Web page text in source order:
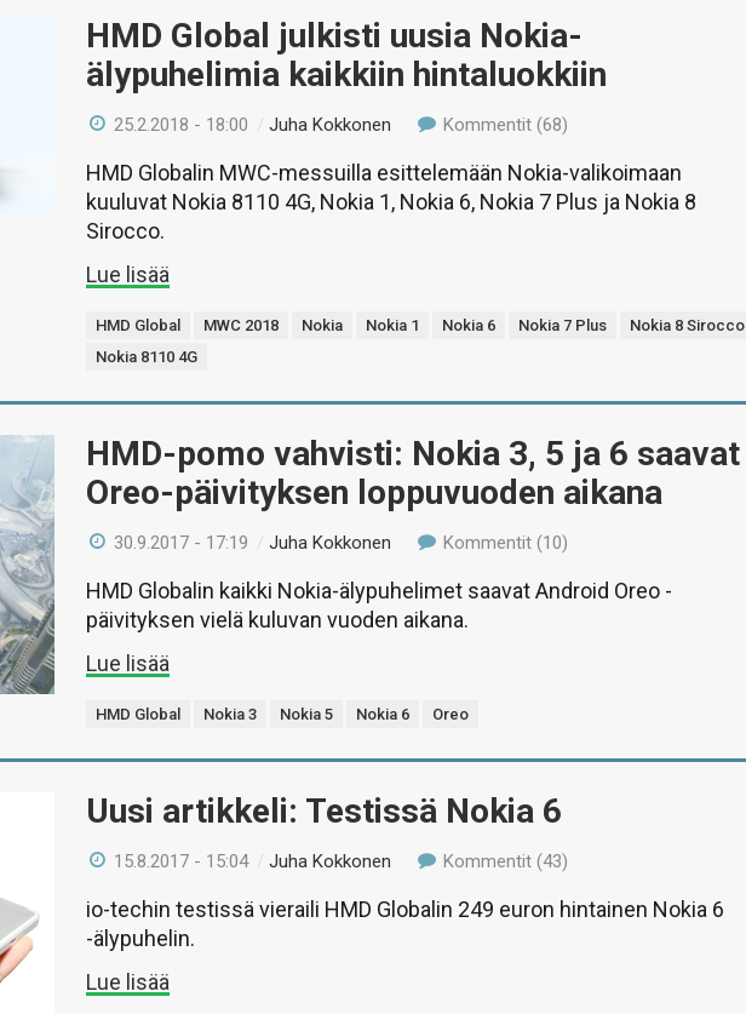
HMD Global julkisti uusia Nokia-
älypuhelimia kaikkiin hintaluokkiin
25.2.2018 - 18:00 /Juha Kokkonen Kommentit (68)
HMD Globalin MWC-messuilla esittelemään Nokia-valikoimaan
kuuluvat Nokia 8110 4G, Nokia 1, Nokia 6, Nokia 7 Plus ja Nokia 8
Sirocco.
Lue lisää
HMD Global MWC 2018 Nokia Nokia 1 Nokia 6 Nokia 7 Plus
Nokia 8 Sirocco
Nokia 8110 4G
HMD-pomo vahvisti: Nokia 3, 5 ja 6 saavat
Oreo-päivityksen loppuvuoden aikana
30.9.2017 - 17:19 /Juha Kokkonen Kommentit (10)
HMD Globalin kaikki Nokia-älypuhelimet saavat Android Oreo -
päivityksen vielä kuluvan vuoden aikana.
Lue lisää
HMD Global Nokia 3 Nokia 5 Nokia 6 Oreo
Uusi artikkeli: Testissä Nokia 6
15.8.2017 - 15:04 /Juha Kokkonen Kommentit (43)
io-techin testissä vieraili HMD Globalin 249 euron hintainen Nokia 6
-älypuhelin.
Lue lisää